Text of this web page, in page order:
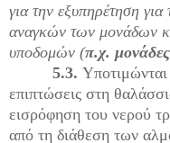
για την εξυπηρέτηση
αναγκών των μονάδων
υποδομών (π.χ.
5.3.
επιπτώσεις στη
εισρόφηση του νερού
από τη διάθεση των